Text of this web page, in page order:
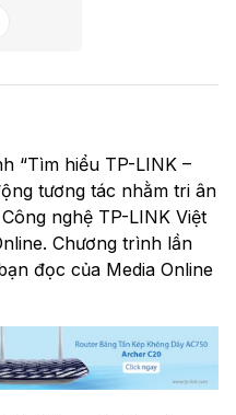
“Tìm hiểu TP-LINK –
tương tác nhằm tri ân
nghệ TP-LINK Việt
Chương trình lần
đọc của Media Online